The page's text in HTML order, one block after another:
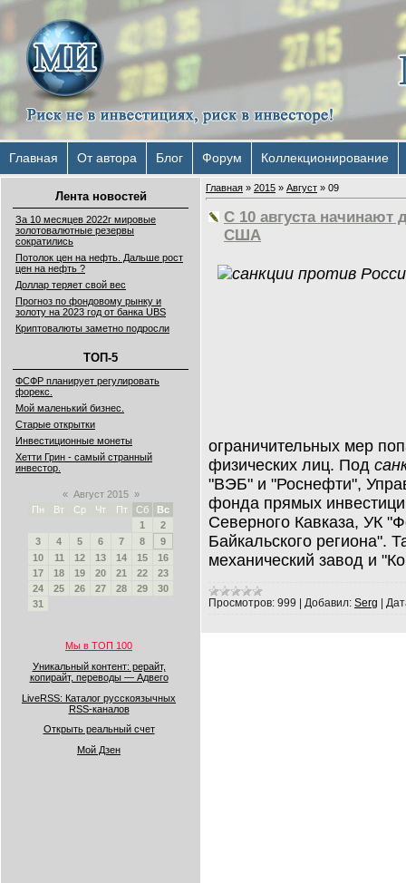
Главная От автора Блог Форум Коллекционирование
Лента новостей
За 10 месяцев 2022г мировые
золотовалютные резервы
сократились
Потолок цен на нефть. Дальше рост
цен на нефть ?
Доллар теряет свой вес
Прогноз по фондовому рынку и
золоту на 2023 год от банка UBS
Криптовалюты заметно подросли
ТОП-5
ФСФР планирует регулировать
форекс.
Мой маленький бизнес.
Старые открытки
Инвестиционные монеты
Хетти Грин - самый странный
инвестор.
« Август 2015 »
Пн
Вт Ср Чт Пт Сб
Вс
1
2
3
4 5 6 7 8
9
10
11 12 13 14 15
16
17
18 19 20 21 22
23
24
25 26 27 28 29
30
31
Мы в ТОП 100
Уникальный контент: рерайт,
копирайт, переводы — Адвего
LiveRSS: Каталог русскоязычных
RSS-каналов
Открыть реальный счет
Мой Дзен
Главная » 2015 » Август » 09
С 10 августа начинают
США
ограничительных мер
физических лиц. Под
"ВЭБ" и "Роснефти",
фонда прямых
Северного Кавказа, УК
Байкальского региона".
механический завод и
Просмотров: 999 | Добавил: Serg |